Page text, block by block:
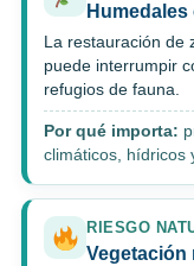
La restauración de
puede interrumpir
refugios de fauna.
Por qué importa:
climáticos, hídricos
RIESGO
Vegetación